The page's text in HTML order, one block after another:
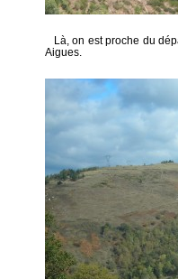
Là, on est proche du
Aigues.